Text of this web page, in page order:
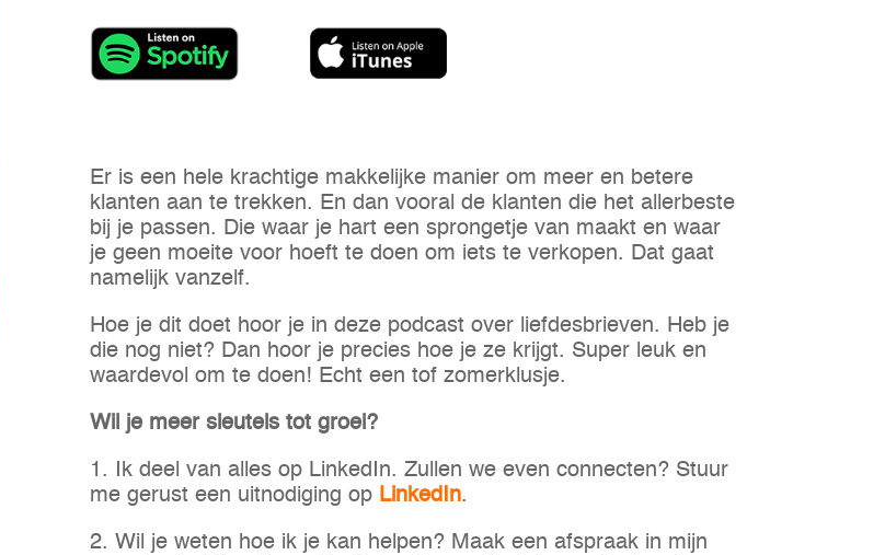
Er is een hele krachtige makkelijke manier om meer en betere
klanten aan te trekken. En dan vooral de klanten die het allerbeste
bij je passen. Die waar je hart een sprongetje van maakt en waar
je geen moeite voor hoeft te doen om iets te verkopen. Dat gaat
namelijk vanzelf.
Hoe je dit doet hoor je in deze podcast over liefdesbrieven. Heb je
die nog niet? Dan hoor je precies hoe je ze krijgt. Super leuk en
waardevol om te doen! Echt een tof zomerklusje.
Wil je meer sleutels tot groei?
1. Ik deel van alles op LinkedIn. Zullen we even connecten? Stuur
me gerust een uitnodiging op LinkedIn.
2. Wil je weten hoe ik je kan helpen? Maak een afspraak in mijn